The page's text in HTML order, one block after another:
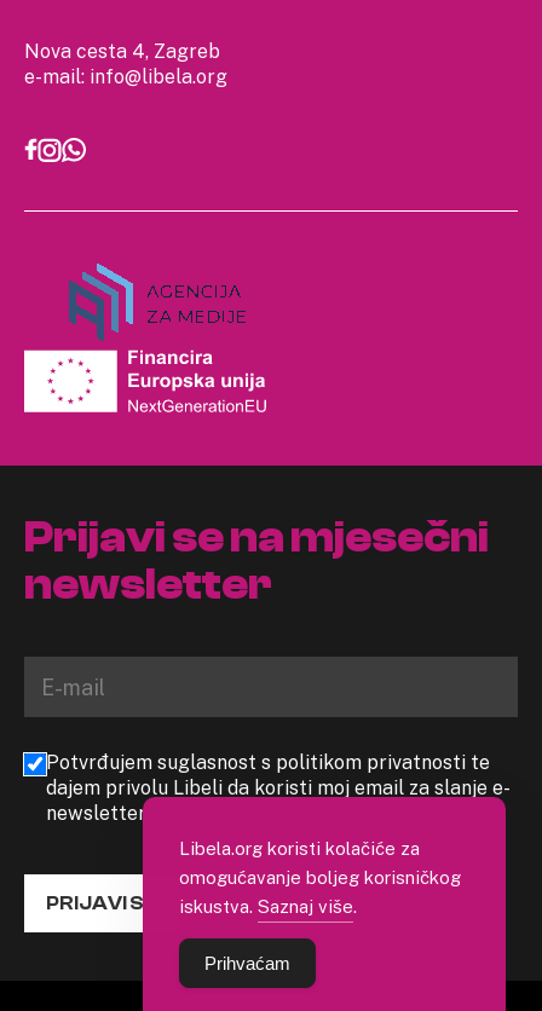
Nova cesta 4, Zagreb
e-mail: info@libela.org
Prijavi se na mjesečni
newsletter
Potvrđujem suglasnost s politikom privatnosti te
dajem privolu Libeli da koristi moj email za slanje e-
newslettera
PRIJAVI SE
Libela.org koristi kolačiće za
omogućavanje boljeg korisničkog
iskustva. Saznaj više.
Prihvaćam